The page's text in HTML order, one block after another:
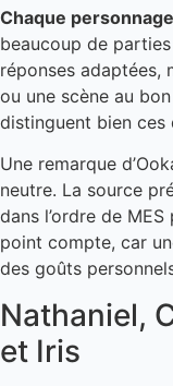
Chaque personnage
beaucoup de
réponses adaptées,
ou une scène au
distinguent bien ces
Une remarque
neutre. La source
dans l’ordre de
point compte, car
des goûts
Nathaniel,
et Iris